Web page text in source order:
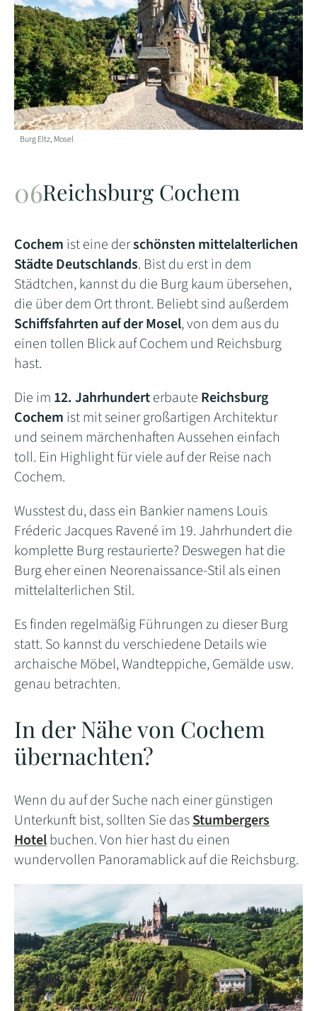
Burg Eltz, Mosel
Reichsburg Cochem
Cochem ist eine derschönsten mittelalterlichen
Städte Deutschlands. Bist du erst in dem
Städtchen, kannst du die Burg kaum übersehen,
die über dem Ort thront. Beliebt sind außerdem
Schiffsfahrten auf der Mosel, von dem aus du
einen tollen Blick auf Cochem und Reichsburg
hast.
Die im 12. Jahrhunderterbaute Reichsburg
Cochem ist mit seiner großartigen Architektur
und seinem märchenhaften Aussehen einfach
toll. Ein Highlight für viele auf der Reise nach
Cochem.
Wusstest du, dass ein Bankier namens Louis
Fréderic Jacques Ravené im 19. Jahrhundert die
komplette Burg restaurierte? Deswegen hat die
Burg eher einen Neorenaissance-Stil als einen
mittelalterlichen Stil.
Es finden regelmäßig Führungen zu dieser Burg
statt. So kannst du verschiedene Details wie
archaische Möbel, Wandteppiche, Gemälde usw.
genau betrachten.
In der Nähe von Cochem
übernachten?
Wenn du auf der Suche nach einer günstigen
Unterkunft bist, sollten Sie dasStumbergers
Hotelbuchen. Von hier hast du einen
wundervollen Panoramablick auf die Reichsburg.